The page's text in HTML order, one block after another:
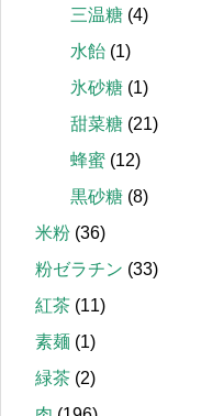
三温糖 (4)
水飴 (1)
氷砂糖 (1)
甜菜糖 (21)
蜂蜜 (12)
黒砂糖 (8)
米粉 (36)
粉ゼラチン (33)
紅茶 (11)
素麺 (1)
緑茶 (2)